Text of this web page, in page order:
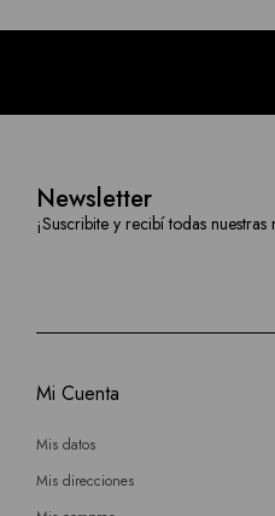
Newsletter
¡Suscribite y recibí todas nuestras
Mi Cuenta
Mis datos
Mis direcciones